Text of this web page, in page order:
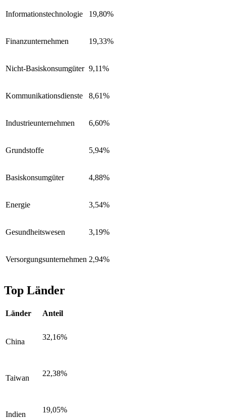
Informationstechnologie 19,80%
Finanzunternehmen 19,33%
Nicht-Basiskonsumgüter 9,11%
Kommunikationsdienste 8,61%
Industrieunternehmen 6,60%
Grundstoffe 5,94%
Basiskonsumgüter 4,88%
Energie 3,54%
Gesundheitswesen 3,19%
Versorgungsunternehmen 2,94%
Top Länder
Länder Anteil
China
32,16%
Taiwan
22,38%
Indien
19,05%